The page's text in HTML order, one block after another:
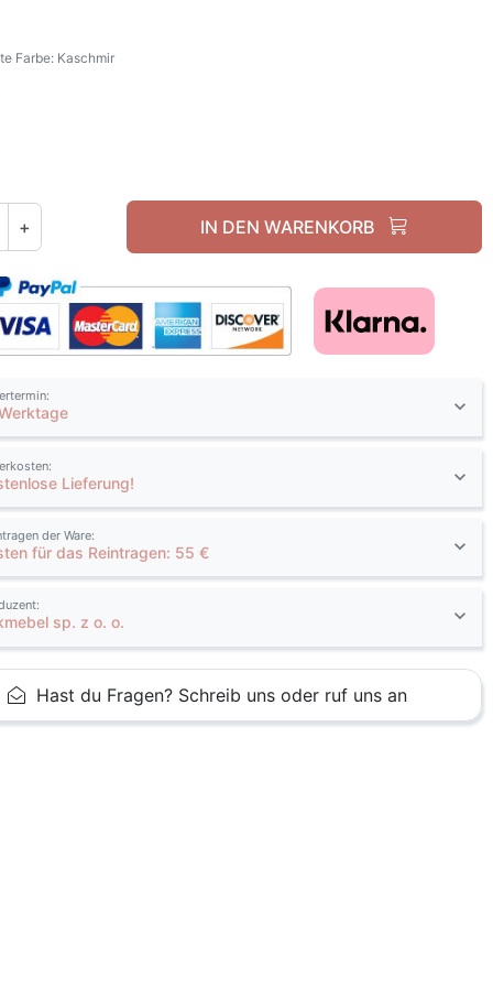
Farbe: Kaschmir
+ IN DEN WARENKORB
Lieferung!
der Ware:
für das Reintragen: 55 €
sp. z o. o.
Hast du Fragen? Schreib uns oder ruf uns an